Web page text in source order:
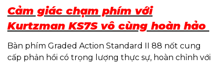
Cảm giác chạm phím với
Kurtzman KS7S vô cùng hoàn hảo
Bàn phím Graded Action Standard II 88 nốt cung
cấp phản hồi có trọng lượng thực sự, hoàn chỉnh với